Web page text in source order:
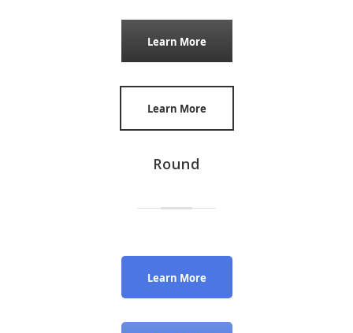
Learn More
Learn More
Round
Learn More